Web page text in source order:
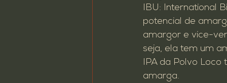
IBU: International
potencial de
amargor e vice-
seja, ela tem um
IPA da Polvo Loco
amarga.